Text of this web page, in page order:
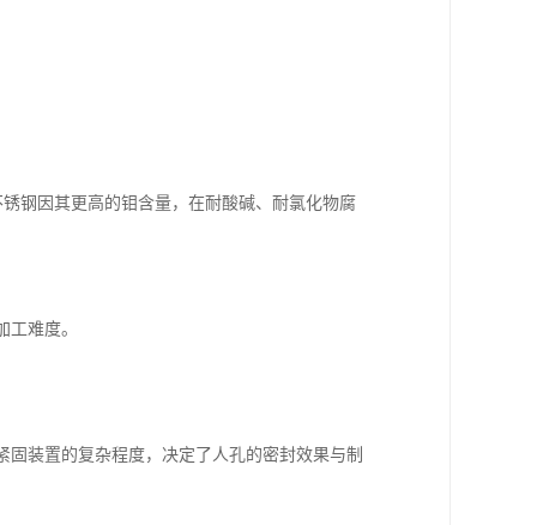
钢因其更高的钼含量，在耐酸碱、耐氯化物腐
难度。
装置的复杂程度，决定了人孔的密封效果与制